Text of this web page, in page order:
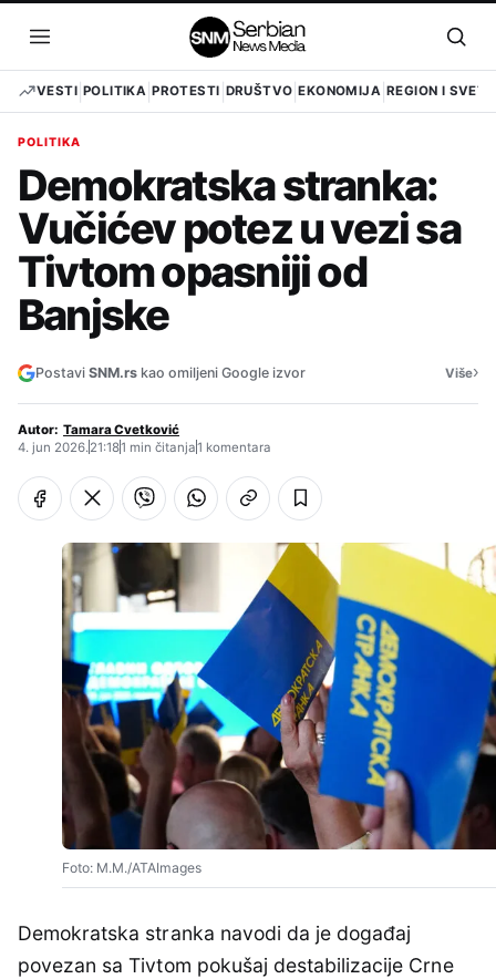
sadržaj
Otvori
meni
VESTI POLITIKA PROTESTI DRUŠTVO EKONOMIJA REGION I SVET
POLITIKA
Demokratska stranka:
Vučićev potez u vezi sa
Tivtom opasniji od
Banjske
Postavi SNM.rs kao omiljeni Google izvor Više›
Autor: Tamara Cvetković
4. jun 2026.21:181 min čitanja1 komentara
Foto: M.M./ATAImages
Demokratska stranka navodi da je događaj
povezan sa Tivtom pokušaj destabilizacije Crne